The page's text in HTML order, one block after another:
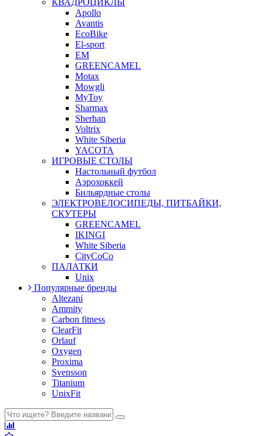
КВАДРОЦИКЛЫ
Apollo
Avantis
EcoBike
El-sport
EM
GREENCAMEL
Motax
Mowgli
MyToy
Sharmax
Sherhan
Voltrix
White Siberia
YACOTA
ИГРОВЫЕ СТОЛЫ
Настольный футбол
Аэрохоккей
Бильярдные столы
ЭЛЕКТРОВЕЛОСИПЕДЫ, ПИТБАЙКИ,
СКУТЕРЫ
GREENCAMEL
IKINGI
White Siberia
CityCoCo
ПАЛАТКИ
Unix
Популярные бренды
Altezani
Ammity
Carbon fitness
ClearFit
Orlauf
Oxygen
Proxima
Svensson
Titanium
UnixFit